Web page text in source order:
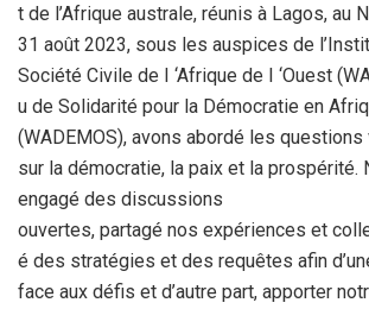
t de l’Afrique australe, réunis à Lagos, au
31 août 2023, sous les auspices de
Société Civile de I ‘Afrique de I ‘Ouest
u de Solidarité pour la Démocratie en
(WADEMOS), avons abordé les
sur la démocratie, la paix et la prospérité.
engagé des discussions
ouvertes, partagé nos expériences et
é des stratégies et des requêtes afin
face aux défis et d’autre part, apporter